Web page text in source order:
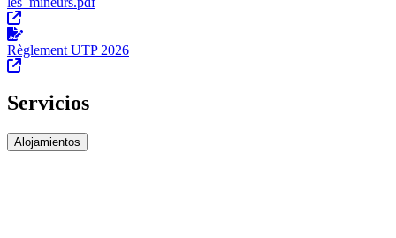
Règlement UTP 2026
Servicios
Alojamientos